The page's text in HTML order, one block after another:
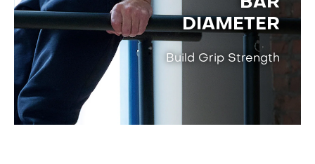
DIAMETER
Build Grip Strength